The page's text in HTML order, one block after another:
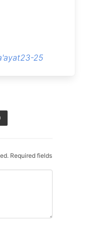
25
Required fields